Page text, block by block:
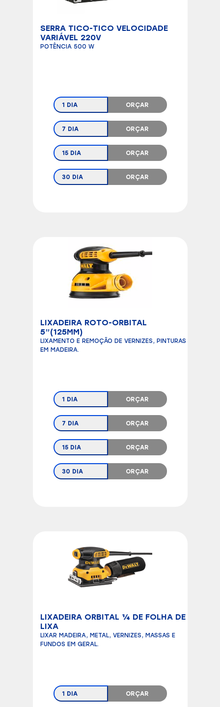
SERRA TICO-TICO VELOCIDADE
VARIÁVEL 220V
POTÊNCIA 500 W
1 DIA ORÇAR
7 DIA ORÇAR
15 DIA ORÇAR
30 DIA ORÇAR
LIXADEIRA ROTO-ORBITAL
5”(125MM)
LIXAMENTO E REMOÇÃO DE VERNIZES, PINTURAS
EM MADEIRA.
1 DIA ORÇAR
7 DIA ORÇAR
15 DIA ORÇAR
30 DIA ORÇAR
LIXADEIRA ORBITAL ¼ DE FOLHA DE
LIXA
LIXAR MADEIRA, METAL, VERNIZES, MASSAS E
FUNDOS EM GERAL.
1 DIA ORÇAR